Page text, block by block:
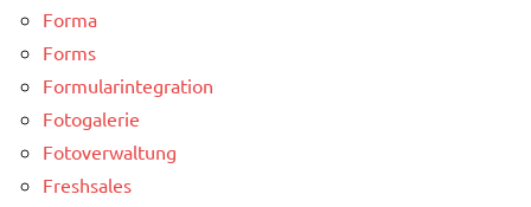
Forma
Forms
Formularintegration
Fotogalerie
Fotoverwaltung
Freshsales